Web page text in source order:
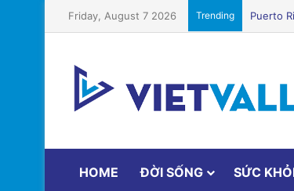
Friday, August 7 2026 Trending Quỹ Đất
HOME ĐỜI SỐNG SỨC